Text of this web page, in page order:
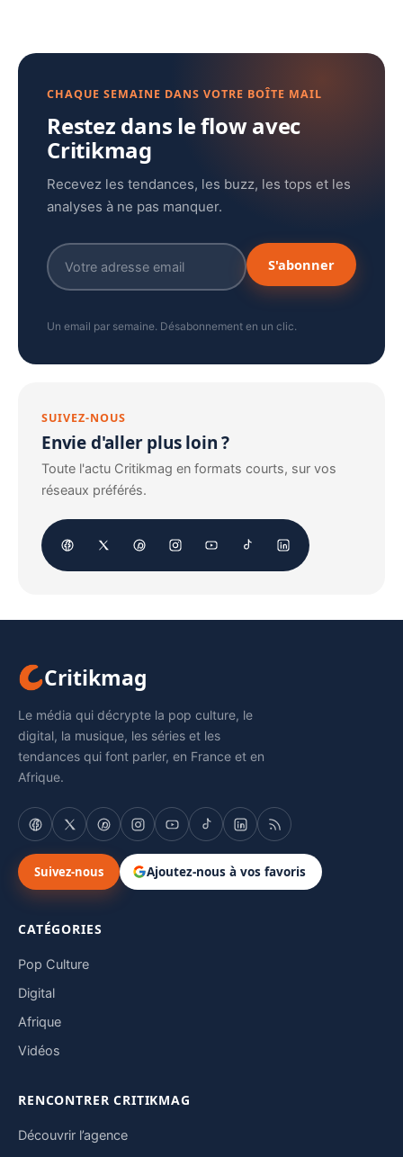
CHAQUE SEMAINE DANS VOTRE BOÎTE MAIL
Restez dans le flow avec
Critikmag
Recevez les tendances, les buzz, les tops et les
analyses à ne pas manquer.
S'abonner
Un email par semaine. Désabonnement en un clic.
SUIVEZ-NOUS
Envie d'aller plus loin ?
Toute l'actu Critikmag en formats courts, sur vos
réseaux préférés.
Critikmag
Le média qui décrypte la pop culture, le
digital, la musique, les séries et les
tendances qui font parler, en France et en
Afrique.
Suivez-nous Ajoutez-nous à vos favoris
CATÉGORIES
Pop Culture
Digital
Afrique
Vidéos
RENCONTRER CRITIKMAG
Découvrir l’agence